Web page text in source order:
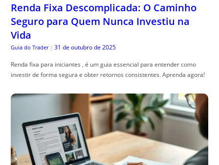
Renda Fixa Descomplicada: O Caminho
Seguro para Quem Nunca Investiu na
Vida
Guia do Trader | 31 de outubro de 2025
Renda fixa para iniciantes , é um guia essencial para entender como
investir de forma segura e obter retornos consistentes. Aprenda agora!